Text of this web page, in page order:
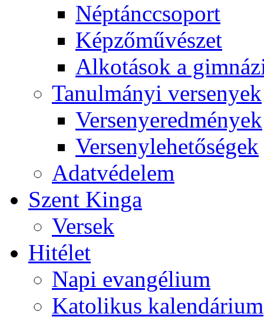
Néptánccsoport
Képzőművészet
Alkotások a
Tanulmányi versenyek
Versenyeredmények
Versenylehetőségek
Adatvédelem
Szent Kinga
Versek
Hitélet
Napi evangélium
Katolikus kalendárium